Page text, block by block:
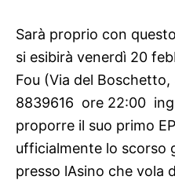
Sarà proprio con
si esibirà venerdì 20
Fou (Via del Boschetto,
8839616  ore 22:00 
proporre il suo primo
ufficialmente lo scorso
presso lAsino che vola